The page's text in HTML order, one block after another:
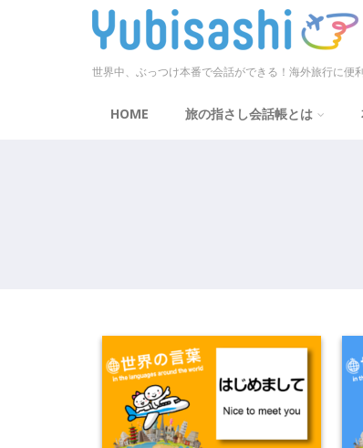
世界中、ぶっつけ本番で会話ができる！海外旅行に便
HOME 旅の指さし会話帳とは